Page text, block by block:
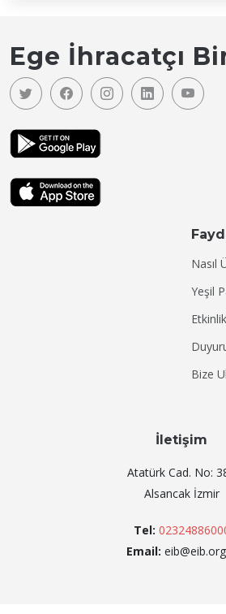
Ege İhracatçı
Nasıl
Yeşil
Bize
İletişim
Atatürk Cad. No:
Alsancak İzmir
Tel:
Email: